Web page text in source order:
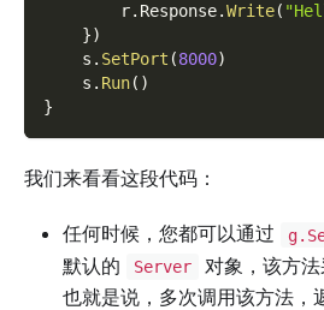
        r
. Response.Write(
})
    s
. SetPort (8000)
    s
. Run( )
}
我们来看看这段代码：
任何时候，您都可以通过
默认的
Server 对象，该方
也就是说，多次调用该方法，